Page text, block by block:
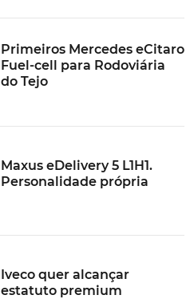
Primeiros Mercedes eCitaro
Fuel-cell para Rodoviária
do Tejo
Maxus eDelivery 5 L1H1.
Personalidade própria
Iveco quer alcançar
estatuto premium